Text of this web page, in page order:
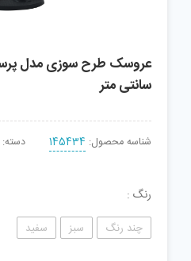
سانتی متر
شناسه محصول: 145434 دسته:
رنگ
چند رنگ سبز سفید